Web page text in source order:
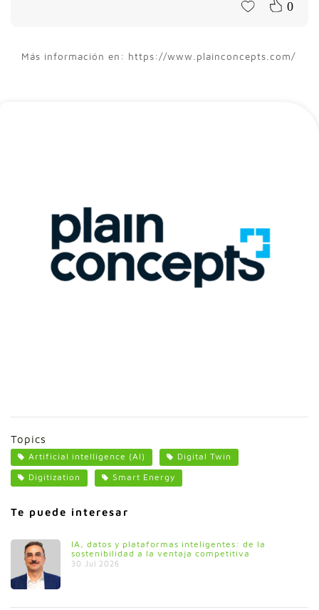
0
Más información en: https://www.plainconcepts.com/
Topics
Artificial intelligence (AI)
Digital Twin
Digitization
Smart Energy
Te puede interesar
IA, datos y plataformas inteligentes: de la
sostenibilidad a la ventaja competitiva
30 Jul 2026